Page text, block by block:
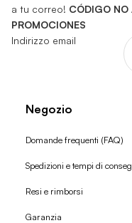
a tu correo! CÓDIGO NO
PROMOCIONES
Indirizzo email
Negozio
Domande frequenti (FAQ)
Spedizioni e tempi di
Resi e rimborsi
Garanzia